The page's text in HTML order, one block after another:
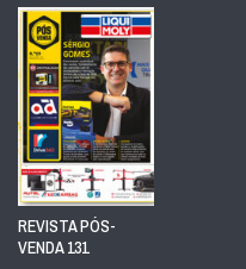
REVISTA PÓS-
VENDA 131